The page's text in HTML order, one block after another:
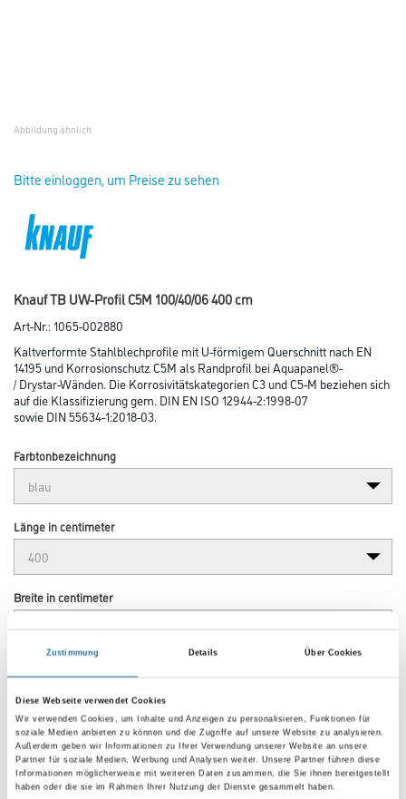
Zustimmung Details Über Cookies
Diese Webseite verwendet Cookies
Wir verwenden Cookies, um Inhalte und Anzeigen zu personalisieren, Funktionen für
soziale Medien anbieten zu können und die Zugriffe auf unsere Website zu analysieren.
Außerdem geben wir Informationen zu Ihrer Verwendung unserer Website an unsere
Partner für soziale Medien, Werbung und Analysen weiter. Unsere Partner führen diese
Informationen möglicherweise mit weiteren Daten zusammen, die Sie ihnen bereitgestellt
haben oder die sie im Rahmen Ihrer Nutzung der Dienste gesammelt haben.
Abbildung ähnlich
Bitte einloggen, um Preise zu sehen
Knauf TB UW-Profil C5M 100/40/06 400 cm
Art-Nr.:1065-002880
Kaltverformte Stahlblechprofile mit U-förmigem Querschnitt nach EN
14195 und Korrosionschutz C5M als Randprofil bei Aquapanel®-
/ Drystar-Wänden. Die Korrosivitätskategorien C3 und C5-M beziehen sich
auf die Klassifizierung gem. DIN EN ISO 12944-2:1998-07
sowie DIN 55634-1:2018-03.
Farbtonbezeichnung
Länge in centimeter
Breite in centimeter
Gebinde